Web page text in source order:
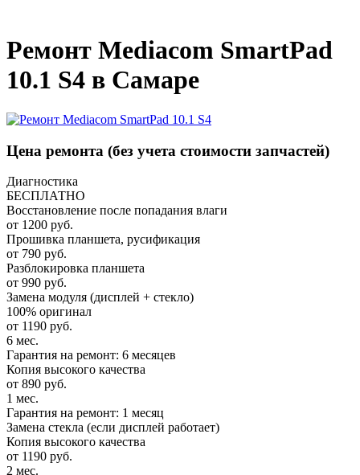
Ремонт Mediacom SmartPad
10.1 S4 в Самаре
Цена ремонта (без учета стоимости запчастей)
Диагностика
БЕСПЛАТНО
Восстановление после попадания влаги
от 1200 руб.
Прошивка планшета, русификация
от 790 руб.
Разблокировка планшета
от 990 руб.
Замена модуля (дисплей + стекло)
100% оригинал
от 1190 руб.
6 мес.
Гарантия на ремонт: 6 месяцев
Копия высокого качества
от 890 руб.
1 мес.
Гарантия на ремонт: 1 месяц
Замена стекла (если дисплей работает)
Копия высокого качества
от 1190 руб.
2 мес.